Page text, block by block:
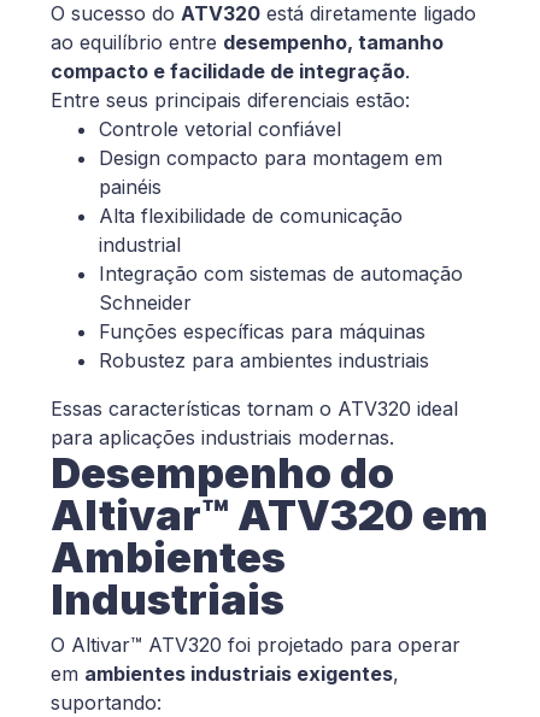
O sucesso doATV320 está diretamente ligado
ao equilíbrio entre desempenho, tamanho
compacto e facilidade de integração.
Entre seus principais diferenciais estão:
Controle vetorial confiável
Design compacto para montagem em
painéis
Alta flexibilidade de comunicação
industrial
Integração com sistemas de automação
Schneider
Funções específicas para máquinas
Robustez para ambientes industriais
Essas características tornam o ATV320 ideal
para aplicações industriais modernas.
Desempenho do
Altivar™ ATV320 em
Ambientes
Industriais
O Altivar™ ATV320 foi projetado para operar
em ambientes industriais exigentes,
suportando: